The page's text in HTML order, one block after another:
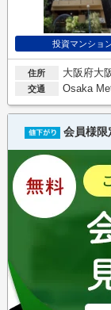
投資マンショ
住所 大阪府大
交通 Osaka
会員様限